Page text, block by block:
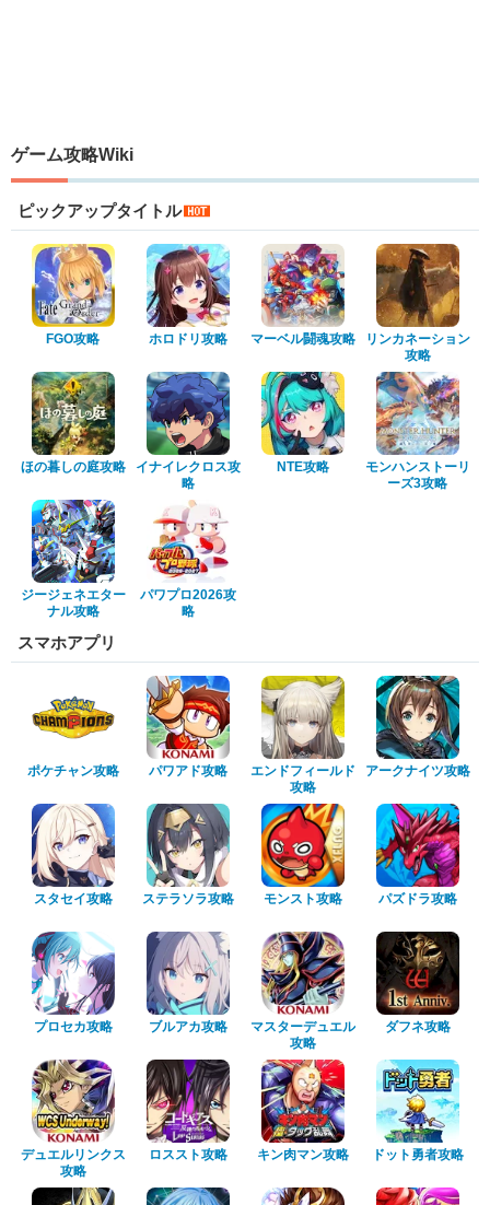
ゲーム攻略Wiki
ピックアップタイトル
FGO攻略 ホロドリ攻略 マーベル闘魂攻略
リンカネーション
攻略
ほの暮しの庭攻略
イナイレクロス攻
略
NTE攻略
モンハンストーリ
ーズ3攻略
ジージェネエター
ナル攻略
パワプロ2026攻
略
スマホアプリ
ポケチャン攻略 パワアド攻略
エンドフィールド
攻略
アークナイツ攻略
スタセイ攻略 ステラソラ攻略 モンスト攻略 パズドラ攻略
プロセカ攻略 ブルアカ攻略
マスターデュエル
攻略
ダフネ攻略
デュエルリンクス
攻略
ロススト攻略 キン肉マン攻略 ドット勇者攻略